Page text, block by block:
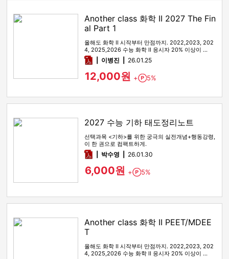
Another class 화학 II 2027 The Fin
al Part 1
올해도 화학 II 시작부터 만점까지. 2022,2023, 202
4, 2025,2026 수능 화학 II 응시자 20% 이상이 …
pdf이병진 26.01.25
12,000원 + Point
5%
2027 수능 기하 태도정리노트
선택과목 <기하>를 위한 궁극의 실전개념+행동강령,
이 한 권으로 컴팩트하게.
pdf박수영 26.01.30
6,000원 + Point
5%
Another class 화학 II PEET/MDEE
T
올해도 화학 II 시작부터 만점까지. 2022,2023, 202
4, 2025,2026 수능 화학 II 응시자 20% 이상이 …